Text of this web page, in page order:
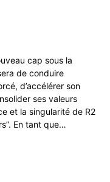
cap sous la
de conduire
d’accélérer son
ses valeurs
et la singularité de R2
En tant que…